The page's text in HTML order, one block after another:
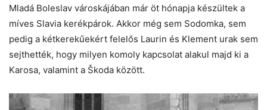
Mladá Boleslav városkájában már öt hónapja készültek a
míves Slavia kerékpárok. Akkor még sem Sodomka, sem
pedig a kétkerekűekért felelős Laurin és Klement urak sem
sejthették, hogy milyen komoly kapcsolat alakul majd ki a
Karosa, valamint a Škoda között.